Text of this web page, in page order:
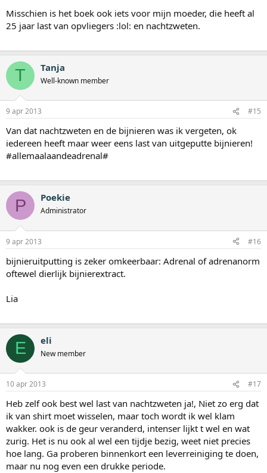
Misschien is het boek ook iets voor mijn moeder, die heeft al
25 jaar last van opvliegers :lol: en nachtzweten.
T Tanja
Well-known member
9 apr 2013 #15
Van dat nachtzweten en de bijnieren was ik vergeten, ok
iedereen heeft maar weer eens last van uitgeputte bijnieren!
#allemaalaandeadrenal#
P Poekie
Administrator
9 apr 2013 #16
bijnieruitputting is zeker omkeerbaar: Adrenal of adrenanorm
oftewel dierlijk bijnierextract.
Lia
E eli
New member
10 apr 2013 #17
Heb zelf ook best wel last van nachtzweten ja!, Niet zo erg dat
ik van shirt moet wisselen, maar toch wordt ik wel klam
wakker. ook is de geur veranderd, intenser lijkt t wel en wat
zurig. Het is nu ook al wel een tijdje bezig, weet niet precies
hoe lang. Ga proberen binnenkort een leverreiniging te doen,
maar nu nog even een drukke periode.